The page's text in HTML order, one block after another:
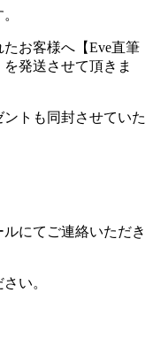
お客様へ【Eve直筆
発送させて頂きま
トも同封させていた
にてご連絡いただき
い。